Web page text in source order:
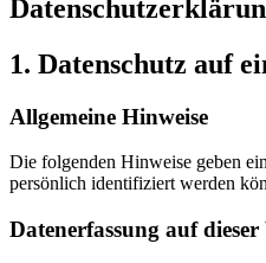
1. Datenschutz auf
Allgemeine Hinweise
Die folgenden Hinweise geben
persönlich identifiziert werden
Datenerfassung auf dieser